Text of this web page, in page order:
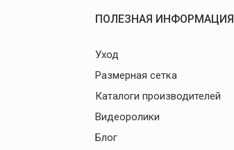
ПОЛЕЗНАЯ ИНФОРМАЦИЯ
Уход
Размерная сетка
Каталоги производителей
Видеоролики
Блог